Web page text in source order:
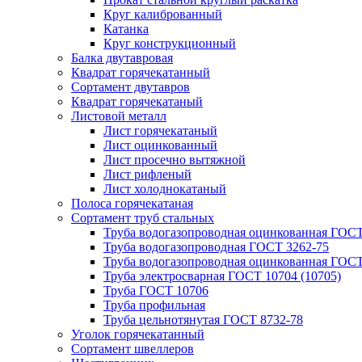
Круг калиброванный
Катанка
Круг конструкционный
Балка двутавровая
Квадрат горячекатанный
Сортамент двутавров
Квадрат горячекатаный
Листовой металл
Лист горячекатаный
Лист оцинкованный
Лист просечно вытяжной
Лист рифленый
Лист холоднокатаный
Полоса горячекатаная
Сортамент труб стальных
Труба водогазопроводная оцинкованная
Труба водогазопроводная ГОСТ 3262-75
Труба водогазопроводная оцинкованная
Труба электросварная ГОСТ 10704 (10705)
Труба ГОСТ 10706
Труба профильная
Труба цельнотянутая ГОСТ 8732-78
Уголок горячекатанный
Сортамент швеллеров